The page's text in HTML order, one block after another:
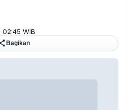
02:45 WIB
Bagikan